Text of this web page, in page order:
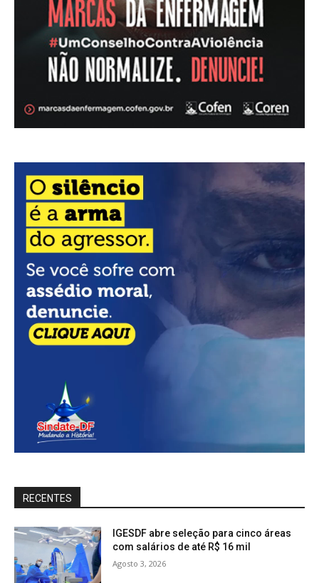
RECENTES
IGESDF abre seleção para cinco áreas
com salários de até R$ 16 mil
Agosto 3, 2026